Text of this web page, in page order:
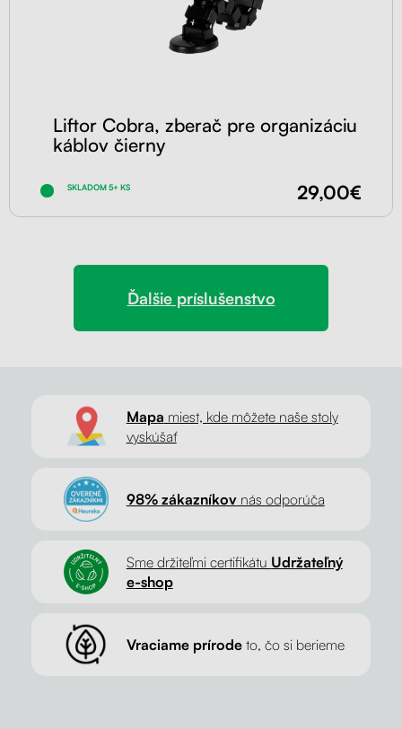
Liftor Cobra, zberač pre organizáciu
káblov čierny
SKLADOM 5+ KS 29,00€
Ďalšie príslušenstvo
Mapa miest, kde môžete naše stoly
vyskúšať
98% zákazníkovnás odporúča
Sme držiteľmi certifikátu Udržateľný
e-shop
Vraciame prírodeto, čo si berieme